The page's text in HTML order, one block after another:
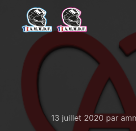
13 juillet 2020 par